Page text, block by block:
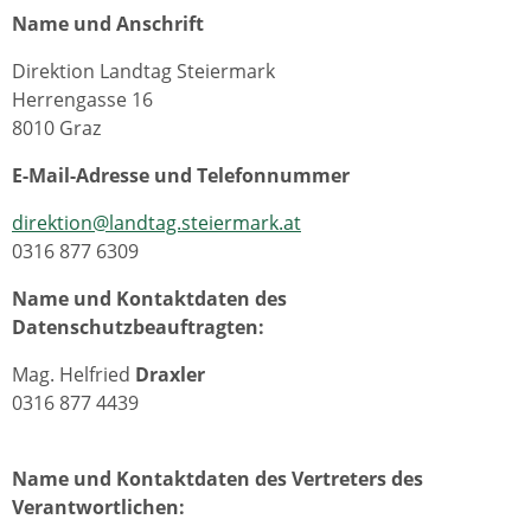
Name und Anschrift
Direktion Landtag Steiermark
Herrengasse 16
8010 Graz
E-Mail-Adresse und Telefonnummer
direktion@landtag.steiermark.at
0316 877 6309
Name und Kontaktdaten des
Datenschutzbeauftragten:
Mag. Helfried Draxler
0316 877 4439
Name und Kontaktdaten des Vertreters des
Verantwortlichen: